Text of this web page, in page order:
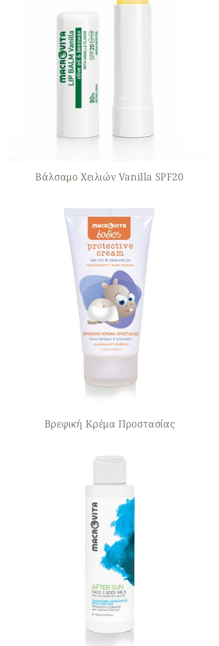
Βάλσαμο Xειλιών Vanilla SPF20
Βρεφική Κρέμα Προστασίας